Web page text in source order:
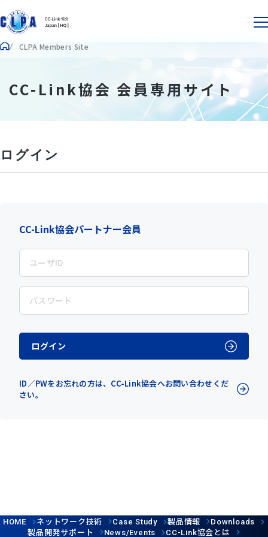
CLPA Members Site
CC-Link協会 会員専用サイト
ログイン
CC-Link協会パートナー会員
ログイン
ID／PWをお忘れの方は、CC-Link協会へお問い合わせくだ
さい。
HOME ネットワーク技術 Case Study 製品情報 Downloads
製品開発サポート News/Events CC-Link協会とは